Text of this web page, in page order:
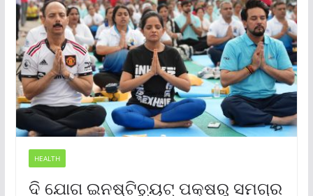
HEALTH
ଦି ଯୋଗ ଇନଷ୍ଟିଚ୍ୟୁଟ୍ ପକ୍ଷରୁ ସମଗ୍ର